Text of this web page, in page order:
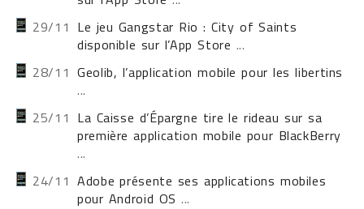
29/11 Le jeu Gangstar Rio : City of Saints
disponible sur l’App Store ...
28/11 Geolib, l’application mobile pour les libertins
...
25/11 La Caisse d’Épargne tire le rideau sur sa
première application mobile pour BlackBerry
...
24/11 Adobe présente ses applications mobiles
pour Android OS ...